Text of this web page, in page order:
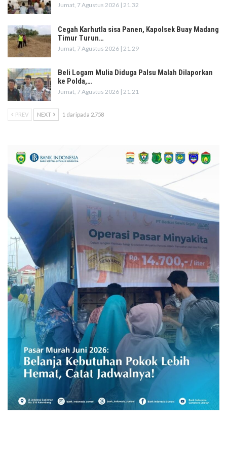
Jumat, 7 Agustus 2026 | 21.32
Cegah Karhutla sisa Panen, Kapolsek Buay Madang
Timur Turun…
Jumat, 7 Agustus 2026 | 21.29
Beli Logam Mulia Diduga Palsu Malah Dilaporkan
ke Polda,…
Jumat, 7 Agustus 2026 | 21.21
PREV NEXT 1 daripada 2.758